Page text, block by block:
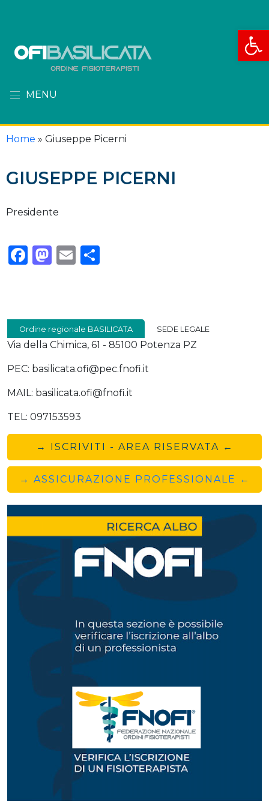
Apri
MENU
Home » Giuseppe Picerni
GIUSEPPE PICERNI
Presidente
Facebook
Mastodon
Email
Ordine regionale BASILICATA SEDE LEGALE
Via della Chimica, 61 - 85100 Potenza PZ
PEC: basilicata.ofi@pec.fnofi.it
MAIL: basilicata.ofi@fnofi.it
TEL: 097153593
→ ISCRIVITI - AREA RISERVATA ←
→ ASSICURAZIONE PROFESSIONALE ←